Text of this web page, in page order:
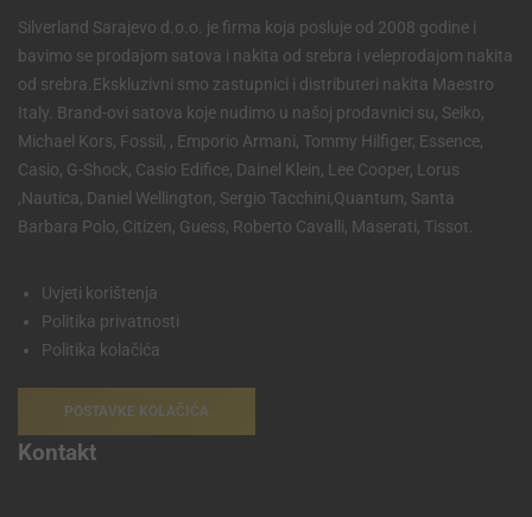
Silverland Sarajevo d.o.o. je firma koja posluje od 2008 godine i
bavimo se prodajom satova i nakita od srebra i veleprodajom nakita
od srebra.Ekskluzivni smo zastupnici i distributeri nakita Maestro
Italy. Brand-ovi satova koje nudimo u našoj prodavnici su, Seiko,
Michael Kors, Fossil, , Emporio Armani, Tommy Hilfiger, Essence,
Casio, G-Shock, Casio Edifice, Dainel Klein, Lee Cooper, Lorus
,Nautica, Daniel Wellington, Sergio Tacchini,Quantum, Santa
Barbara Polo, Citizen, Guess, Roberto Cavalli, Maserati, Tissot.
Uvjeti korištenja
Politika privatnosti
Politika kolačića
POSTAVKE KOLAČIĆA
Kontakt